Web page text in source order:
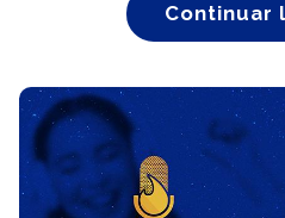
Continuar